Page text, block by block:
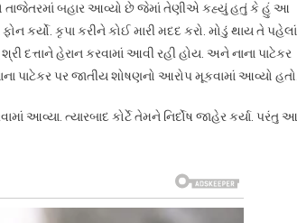
તાજેતરમાં બહાર આવ્યો છે જેમાં તેણીએ કહ્યું હતું કે હું આ
કર્યો. કૃપા કરીને કોઈ મારી મદદ કરો. મોડું થાય તે પહેલાં
દત્તાને હેરાન કરવામાં આવી રહી હોય. અને નાના પાટેકર
પાટેકર પર જાતીય શોષણનો આરોપ મૂકવામાં આવ્યો
આવ્યા. ત્યારબાદ કોર્ટે તેમને નિર્દોષ જાહેર કર્યા. પરંતુ આ